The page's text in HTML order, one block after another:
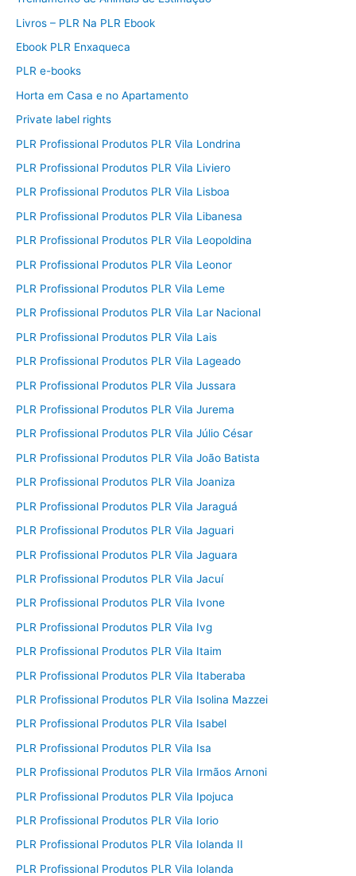
Livros – PLR Na PLR Ebook
Ebook PLR Enxaqueca
PLR e-books
Horta em Casa e no Apartamento
Private label rights
PLR Profissional Produtos PLR Vila Londrina
PLR Profissional Produtos PLR Vila Liviero
PLR Profissional Produtos PLR Vila Lisboa
PLR Profissional Produtos PLR Vila Libanesa
PLR Profissional Produtos PLR Vila Leopoldina
PLR Profissional Produtos PLR Vila Leonor
PLR Profissional Produtos PLR Vila Leme
PLR Profissional Produtos PLR Vila Lar Nacional
PLR Profissional Produtos PLR Vila Lais
PLR Profissional Produtos PLR Vila Lageado
PLR Profissional Produtos PLR Vila Jussara
PLR Profissional Produtos PLR Vila Jurema
PLR Profissional Produtos PLR Vila Júlio César
PLR Profissional Produtos PLR Vila João Batista
PLR Profissional Produtos PLR Vila Joaniza
PLR Profissional Produtos PLR Vila Jaraguá
PLR Profissional Produtos PLR Vila Jaguari
PLR Profissional Produtos PLR Vila Jaguara
PLR Profissional Produtos PLR Vila Jacuí
PLR Profissional Produtos PLR Vila Ivone
PLR Profissional Produtos PLR Vila Ivg
PLR Profissional Produtos PLR Vila Itaim
PLR Profissional Produtos PLR Vila Itaberaba
PLR Profissional Produtos PLR Vila Isolina Mazzei
PLR Profissional Produtos PLR Vila Isabel
PLR Profissional Produtos PLR Vila Isa
PLR Profissional Produtos PLR Vila Irmãos Arnoni
PLR Profissional Produtos PLR Vila Ipojuca
PLR Profissional Produtos PLR Vila Iorio
PLR Profissional Produtos PLR Vila Iolanda II
PLR Profissional Produtos PLR Vila Iolanda